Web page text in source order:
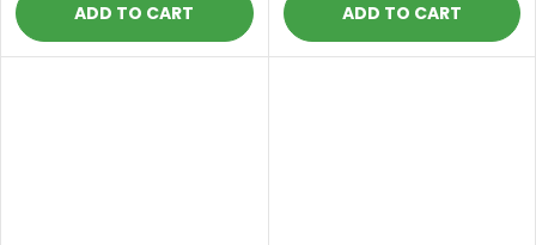
ADD TO CART ADD TO CART